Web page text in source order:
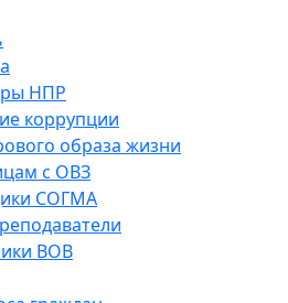
НПР
коррупции
образа жизни
с ОВЗ
СОГМА
ВОВ